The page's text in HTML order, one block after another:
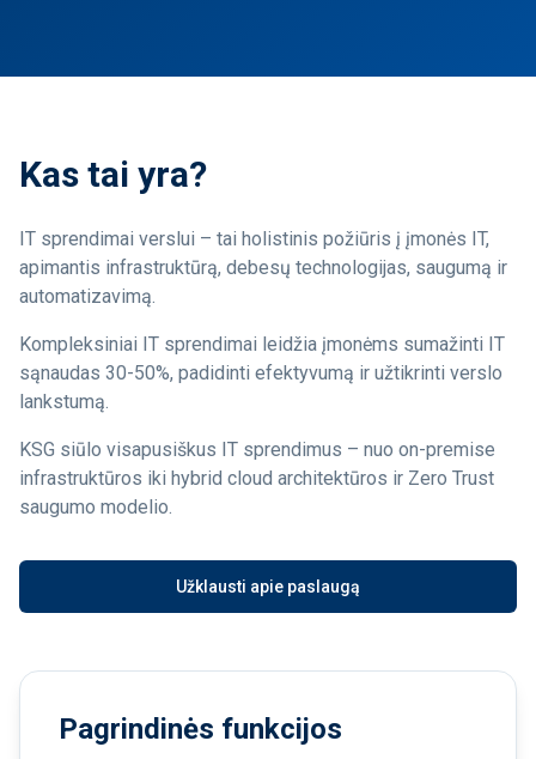
Kas tai yra?
IT sprendimai verslui – tai holistinis požiūris į įmonės IT,
apimantis infrastruktūrą, debesų technologijas, saugumą ir
automatizavimą.
Kompleksiniai IT sprendimai leidžia įmonėms sumažinti IT
sąnaudas 30-50%, padidinti efektyvumą ir užtikrinti verslo
lankstumą.
KSG siūlo visapusiškus IT sprendimus – nuo on-premise
infrastruktūros iki hybrid cloud architektūros ir Zero Trust
saugumo modelio.
Užklausti apie paslaugą
Pagrindinės funkcijos